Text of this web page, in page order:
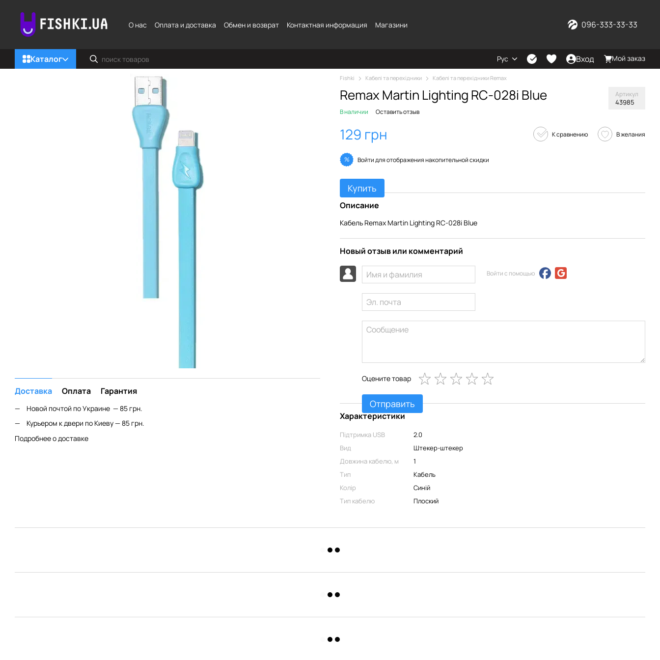
О нас
Оплата и доставка Обмен и возврат Контактная информация Магазини 096-333-33-33
Каталог Рус Вход Мой заказ
Доставка Оплата Гарантия
Новой почтой по Украине — 85 грн.
Курьером к двери по Киеву — 85 грн.
Подробнее о доставке
Fishki Кабелі та перехідники Кабелі та перехідники Remax
Remax Martin Lighting RC-028i Blue Артикул
43985
В наличии Оставить отзыв
129 грн К сравнению В желания
% Войтидля отображения накопительной скидки
Купить
Описание
Кабель Remax Martin Lighting RC-028i Blue
Новый отзыв или комментарий
Войти с помощью
Оцените товар
Отправить
Характеристики
Підтримка USB
2.0
Вид
Штекер-штекер
Довжина кабелю, м
1
Тип
Кабель
Колір
Синій
Тип кабелю
Плоский